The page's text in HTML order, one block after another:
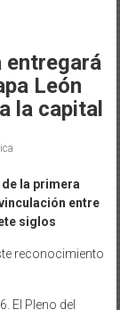
entregará
León
la capital
la primera
entre
siglos
reconocimiento
El Pleno del